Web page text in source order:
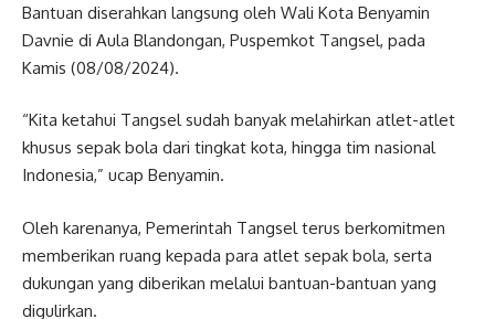
Bantuan diserahkan langsung oleh Wali Kota Benyamin
Davnie di Aula Blandongan, Puspemkot Tangsel, pada
Kamis (08/08/2024).
“Kita ketahui Tangsel sudah banyak melahirkan atlet-atlet
khusus sepak bola dari tingkat kota, hingga tim nasional
Indonesia,” ucap Benyamin.
Oleh karenanya, Pemerintah Tangsel terus berkomitmen
memberikan ruang kepada para atlet sepak bola, serta
dukungan yang diberikan melalui bantuan-bantuan yang
digulirkan.